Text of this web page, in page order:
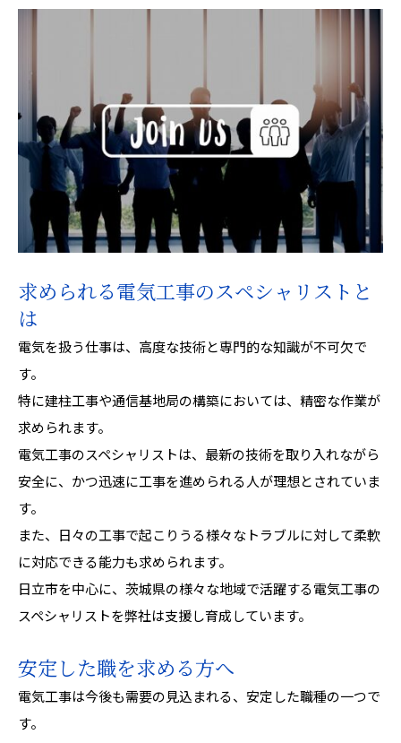
求められる電気工事のスペシャリストと
は
電気を扱う仕事は、高度な技術と専門的な知識が不可欠で
す。
特に建柱工事や通信基地局の構築においては、精密な作業が
求められます。
電気工事のスペシャリストは、最新の技術を取り入れながら
安全に、かつ迅速に工事を進められる人が理想とされていま
す。
また、日々の工事で起こりうる様々なトラブルに対して柔軟
に対応できる能力も求められます。
日立市を中心に、茨城県の様々な地域で活躍する電気工事の
スペシャリストを弊社は支援し育成しています。
安定した職を求める方へ
電気工事は今後も需要の見込まれる、安定した職種の一つで
す。